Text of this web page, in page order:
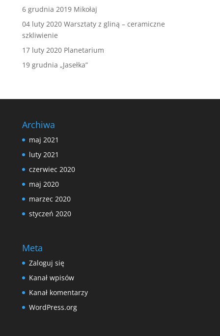
6 grudnia 2019 Mikołaj
04 luty 2020 Warsztaty z gliną – ceramiczne
szkliwienie
17 luty 2020 Planetarium
19 grudnia „Jasełka”
Archiwa
maj 2021
luty 2021
czerwiec 2020
maj 2020
marzec 2020
styczeń 2020
Meta
Zaloguj się
Kanał wpisów
Kanał komentarzy
WordPress.org